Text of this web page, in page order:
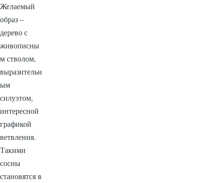
Желаемый
образ –
дерево с
живописны
м стволом,
выразительн
ым
силуэтом,
интересной
графикой
ветвления.
Такими
сосны
становятся в